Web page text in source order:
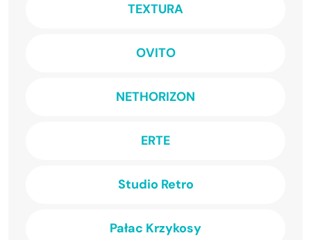
TEXTURA
OVITO
NETHORIZON
ERTE
Studio Retro
Pałac Krzykosy